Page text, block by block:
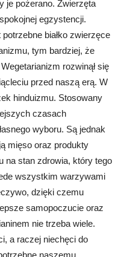
je pożerano. Zwierzęta
egzystencji.
białko zwierzęce
tym bardziej, że
rozwinął się
przed naszą erą. W
hinduizmu. Stosowany
czasach
wyboru. Są jednak
mięso oraz produkty
na stan zdrowia, który tego
wszystkim warzywami
dzięki czemu
samopoczucie oraz
nie trzeba wiele.
a raczej niechęci do
naszemu